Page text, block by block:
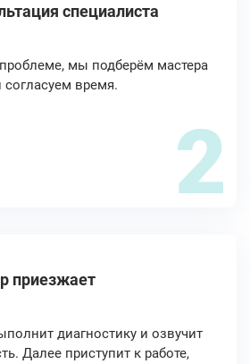
специалиста
мы подберём мастера
время.
2
приезжает
диагностику и озвучит
Далее приступит к работе,